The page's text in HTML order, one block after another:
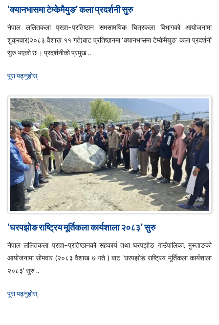
‘क्यानभासमा टेम्केमैयुङ’ कला प्रदर्शनी सुरु
नेपाल ललितकला प्रज्ञा–प्रतिष्ठान समसामयिक चित्रकला विभागको आयोजनामा
शुक्रवार(२०८३ वैशाख ११ गते)बाट प्रतिष्ठानमा ‘क्यानभासमा टेम्केमैयुङ’ कला प्रदर्शनी
सुरु भएको छ । प्रदर्शनीको प्रमुख ..
पूरा पढ्नुहाेस्
‘घरपझोङ राष्ट्रिय मूर्तिकला कार्यशाला २०८३’ सुरु
नेपाल ललितकला प्रज्ञा–प्रतिष्ठानको सहकार्य तथा घरपझोङ गाउँपालिका, मुस्ताङको
आयोजनामा सोमवार (२०८३ वैशाख ७ गते ) बाट ‘घरपझोङ राष्ट्रिय मूर्तिकला कार्यशाला
२०८३’ सुरु ..
पूरा पढ्नुहाेस्